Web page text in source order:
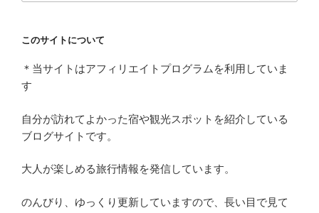
このサイトについて
＊当サイトはアフィリエイトプログラムを利用していま
す
自分が訪れてよかった宿や観光スポットを紹介している
ブログサイトです。
大人が楽しめる旅行情報を発信しています。
のんびり、ゆっくり更新していますので、長い目で見て